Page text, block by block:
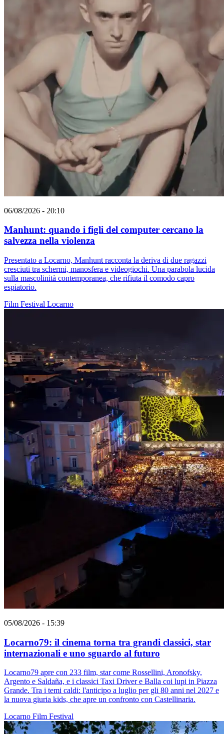
06/08/2026 - 20:10
Manhunt: quando i figli del computer cercano la
salvezza nella violenza
Presentato a Locarno, Manhunt racconta la deriva di due ragazzi
cresciuti tra schermi, manosfera e videogiochi. Una parabola lucida
sulla mascolinità contemporanea, che rifiuta il comodo capro
espiatorio.
Film Festival Locarno
05/08/2026 - 15:39
Locarno79: il cinema torna tra grandi classici, star
internazionali e uno sguardo al futuro
Locarno79 apre con 233 film, star come Rossellini, Aronofsky,
Argento e Saldaña, e i classici Taxi Driver e Balla coi lupi in Piazza
Grande. Tra i temi caldi: l'anticipo a luglio per gli 80 anni nel 2027 e
la nuova giuria kids, che apre un confronto con Castellinaria.
Locarno Film Festival